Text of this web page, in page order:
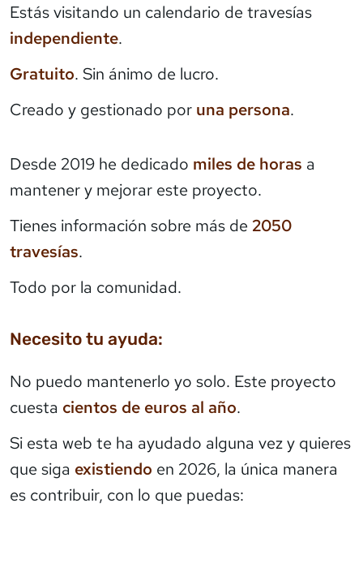
Estás visitando un calendario de travesías
independiente.
Gratuito. Sin ánimo de lucro.
Creado y gestionado por una persona.
Desde 2019 he dedicado miles de horas a
mantener y mejorar este proyecto.
Tienes información sobre más de 2050
travesías.
Todo por la comunidad.
Necesito tu ayuda:
No puedo mantenerlo yo solo. Este proyecto
cuesta cientos de euros al año.
Si esta web te ha ayudado alguna vez y quieres
que siga existiendo en 2026, la única manera
es contribuir, con lo que puedas: